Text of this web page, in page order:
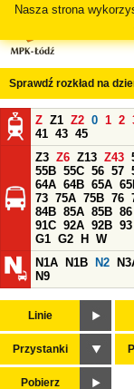
Nasza strona
Sprawdź rozkład na
Z Z1 Z2 0 1 2
41 43 45
Z3 Z6 Z13 Z43
55B 55C 56 57
64A 64B 65A
73 75A 75B 76
84B 85A 85B 86
91C 92A 92B 93
G1 G2 H
W
N1A
N1B N2
N9
Linie
Przystanki
Pobierz